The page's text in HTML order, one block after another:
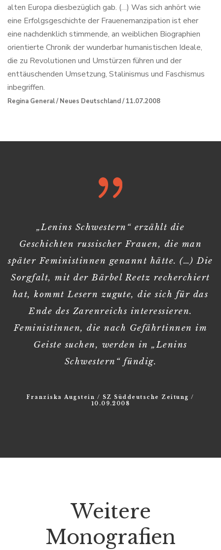
alten Europa diesbezüglich gab. (…) Was sich anhört wie
eine Erfolgsgeschichte der Frauenemanzipation ist eher
eine nachdenklich stimmende, an weiblichen Biographien
orientierte Chronik der wunderbar humanistischen Ideale,
die zu Revolutionen und Umstürzen führen und der
enttäuschenden Umsetzung, Stalinismus und Faschismus
inbegriffen.
Regina General / Neues Deutschland / 11.07.2008
„Lenins Schwestern“ erzählt die
Geschichten russischer Frauen, die man
später Feministinnen genannt hätte. (…) Die
Sorgfalt, mit der Bärbel Reetz recherchiert
hat, kommt Lesern zugute, die sich für das
Ende des Zarenreichs interessieren.
Feministinnen, die nach Gefährtinnen im
Geiste suchen, werden in „Lenins
Schwestern“ fündig.
Franziska Augstein / SZ Süddeutsche Zeitung /
10.09.2008
Weitere
Monografien